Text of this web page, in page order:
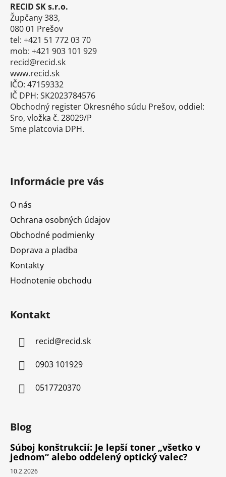
RECID SK s.r.o.
Župčany 383,
080 01 Prešov
tel: +421 51 772 03 70
mob: +421 903 101 929
recid@recid.sk
www.recid.sk
IČO: 47159332
IČ DPH: SK2023784576
Obchodný register Okresného súdu Prešov, oddiel:
Sro, vložka č. 28029/P
Sme platcovia DPH.
Informácie pre vás
O nás
Ochrana osobných údajov
Obchodné podmienky
Doprava a pladba
Kontakty
Hodnotenie obchodu
Kontakt
recid@recid.sk
0903 101929
0517720370
Blog
Súboj konštrukcií: Je lepší toner „všetko v
jednom“ alebo oddelený optický valec?
10.2.2026